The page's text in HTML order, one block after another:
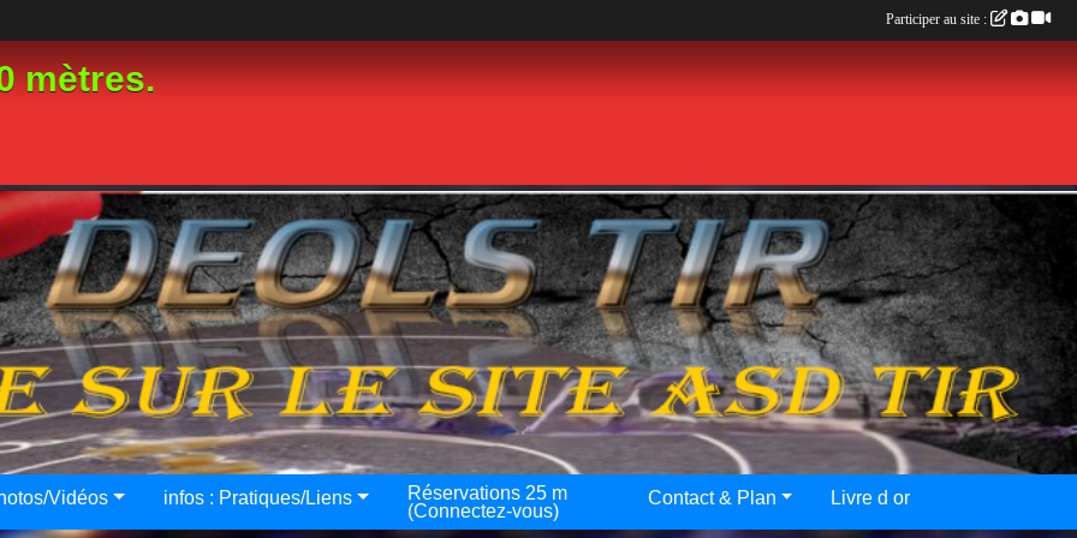
mètres.
Vidéos infos : Pratiques/Liens
Réservations 25 m
(Connectez-vous)
Contact & Plan Livre d or
Participer au site :